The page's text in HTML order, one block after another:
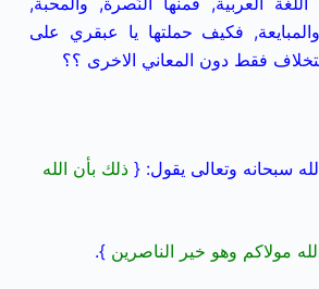
والمبايعة, فكيف حملتها يا عبقري على
فقط دون المعاني الاخرى ؟؟
سبحانه وتعالى يقول: { ذلك بأن الله
مولاكم وهو خير الناصرين }.